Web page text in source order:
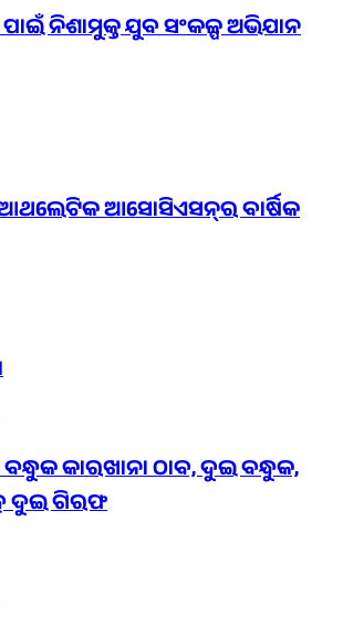
ନିଶାମୁକ୍ତ ଯୁବ ସଂକଳ୍ପ ଅଭିଯାନ
ଆଥଲେଟିକ ଆସୋସିଏସନ୍‌ର ବାର୍ଷିକ
କାରଖାନା ଠାବ, ଦୁଇ ବନ୍ଧୁକ,
ଦୁଇ ଗିରଫ